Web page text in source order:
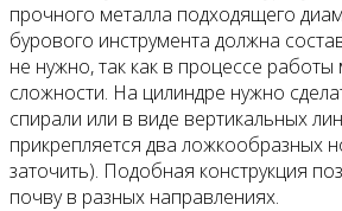
прочного металла подходящего
бурового инструмента должна
не нужно, так как в процессе работы
сложности. На цилиндре нужно
спирали или в виде вертикальных
прикрепляется два ложкообразных
заточить). Подобная конструкция
почву в разных направлениях.